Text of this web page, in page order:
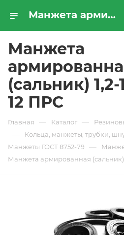
Манжета армированная (сальник) 1,2-125х155-12 ПРС - купить по цене производителя с доставкой по Москве и России | ПРОМРЕСУРССЕРВИС
Манжета
(сальник) 1,2-
12 ПРС
Главная — Каталог —
— Кольца, манжеты, трубки,
Манжеты ГОСТ 8752-79 —
Манжета армированная (сальник)